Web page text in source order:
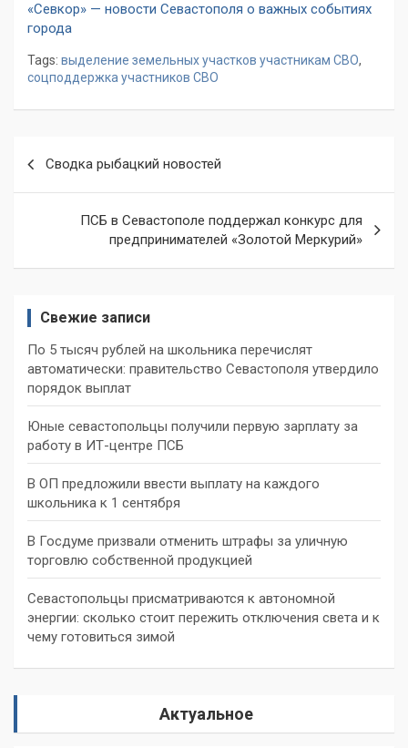
«Севкор» — новости Севастополя о важных событиях
города
Tags: выделение земельных участков участникам СВО,
соцподдержка участников СВО
записям
Сводка рыбацкий новостей
ПСБ в Севастополе поддержал конкурс для
предпринимателей «Золотой Меркурий»
Свежие записи
По 5 тысяч рублей на школьника перечислят
автоматически: правительство Севастополя утвердило
порядок выплат
Юные севастопольцы получили первую зарплату за
работу в ИТ-центре ПСБ
В ОП предложили ввести выплату на каждого
школьника к 1 сентября
В Госдуме призвали отменить штрафы за уличную
торговлю собственной продукцией
Севастопольцы присматриваются к автономной
энергии: сколько стоит пережить отключения света и к
чему готовиться зимой
Актуальное